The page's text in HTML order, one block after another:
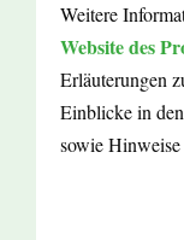
Weitere
Website des
Erläuterungen
Einblicke in
sowie